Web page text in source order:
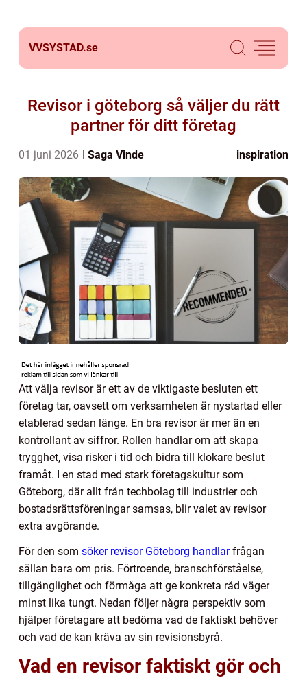
VVSYSTAD.se
Revisor i göteborg så väljer du rätt
partner för ditt företag
01 juni 2026 Saga Vinde inspiration
Att välja revisor är ett av de viktigaste besluten ett
företag tar, oavsett om verksamheten är nystartad eller
etablerad sedan länge. En bra revisor är mer än en
kontrollant av siffror. Rollen handlar om att skapa
trygghet, visa risker i tid och bidra till klokare beslut
framåt. I en stad med stark företagskultur som
Göteborg, där allt från techbolag till industrier och
bostadsrättsföreningar samsas, blir valet av revisor
extra avgörande.
För den som söker revisor Göteborg handlarfrågan
sällan bara om pris. Förtroende, branschförståelse,
tillgänglighet och förmåga att ge konkreta råd väger
minst lika tungt. Nedan följer några perspektiv som
hjälper företagare att bedöma vad de faktiskt behöver
och vad de kan kräva av sin revisionsbyrå.
Vad en revisor faktiskt gör och